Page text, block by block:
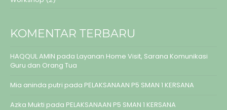
KOMENTAR TERBARU
HAQQUL AMIN pada Layanan Home Visit, Sarana Komunikasi
Guru dan Orang Tua
Mia aninda putri pada PELAKSANAAN P5 SMAN 1 KERSANA
Azka Mukti pada PELAKSANAAN P5 SMAN 1 KERSANA